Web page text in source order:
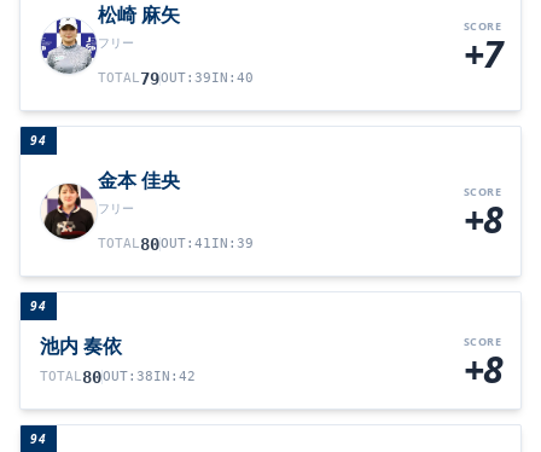
松崎 麻矢
フリー
TOTAL79OUT: 39IN : 40
SCORE
+7
94
金本 佳央
フリー
TOTAL80OUT: 41IN : 39
SCORE
+8
94
池内 奏依
TOTAL80OUT: 38IN : 42
SCORE
+8
94